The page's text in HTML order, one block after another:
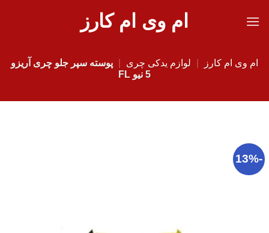
ام وی ام کارز
ام وی ام کارز لوازم یدکی چری
پوسته سپر جلو چری آریزو
5 نیو FL
-13%